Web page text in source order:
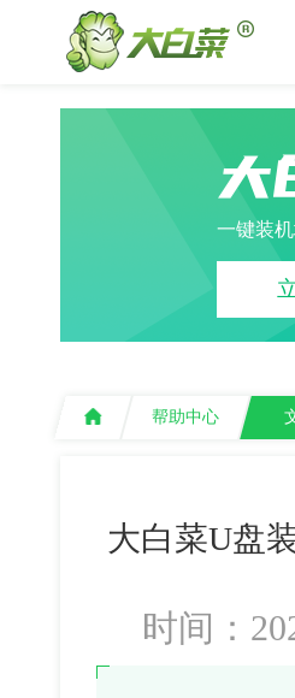
大
一键装
帮助中心
大白菜U盘
时间：